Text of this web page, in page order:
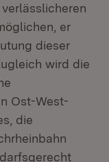
er
dieser
wird die
Ost-West-
die